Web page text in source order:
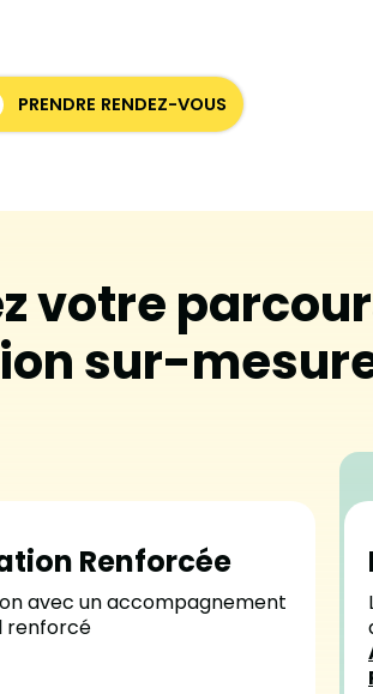
PRENDRE RENDEZ-VOUS
votre
sur-
Renforcée
avec un accompagnement
renforcé